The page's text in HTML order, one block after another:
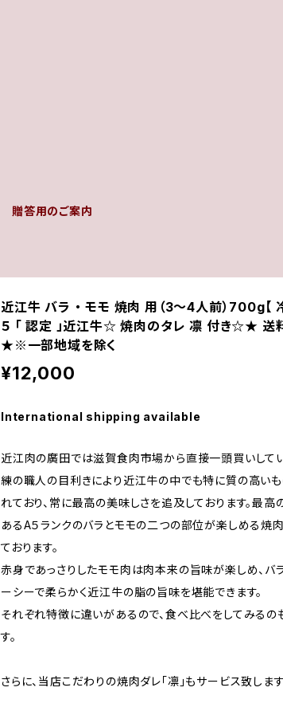
贈答用のご案内
近江牛 バラ ・ モモ 焼肉 用（3～4人前）700g【
５ 「 認定 」近江牛☆ 焼肉のタレ 凛 付き☆★ 送
★※一部地域を除く
¥12,000
International shipping available
近江肉の廣田では滋賀食肉市場から直接一頭買いしてい
練の職人の目利きにより近江牛の中でも特に質の高い
れており、常に最高の美味しさを追及しております。最高
あるA５ランクのバラとモモの二つの部位が楽しめる焼
ております。
赤身であっさりしたモモ肉は肉本来の旨味が楽しめ、バ
ーシーで柔らかく近江牛の脂の旨味を堪能できます。
それぞれ特徴に違いがあるので、食べ比べをしてみるの
す。
さらに、当店こだわりの焼肉ダレ「凛」もサービス致します